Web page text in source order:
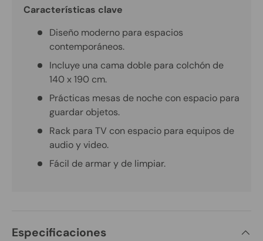
Características clave
Diseño moderno para espacios
contemporáneos.
Incluye una cama doble para colchón de
140 x 190 cm.
Prácticas mesas de noche con espacio para
guardar objetos.
Rack para TV con espacio para equipos de
audio y video.
Fácil de armar y de limpiar.
Especificaciones